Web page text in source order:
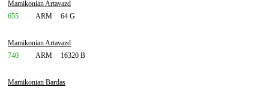
Mamikonian Artavazd
655
ARM 64 G
Mamikonian Artavazd
740
ARM 16320 B
Mamikonian Bardas